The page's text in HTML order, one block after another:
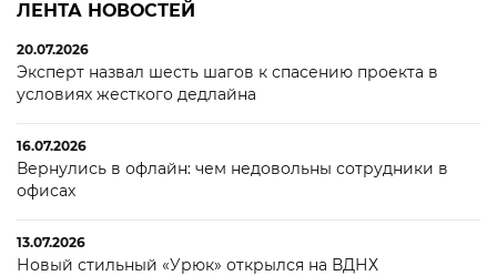
ЛЕНТА НОВОСТЕЙ
20.07.2026
Эксперт назвал шесть шагов к спасению проекта в
условиях жесткого дедлайна
16.07.2026
Вернулись в офлайн: чем недовольны сотрудники в
офисах
13.07.2026
Новый стильный «Урюк» открылся на ВДНХ